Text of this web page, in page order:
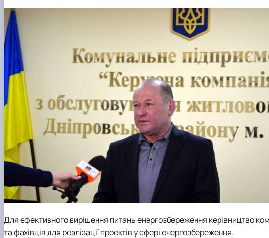
Для ефективного вирішення питань енергозбереження керівництво
та фахівців для реалізації проектів у сфері енергозбереження.